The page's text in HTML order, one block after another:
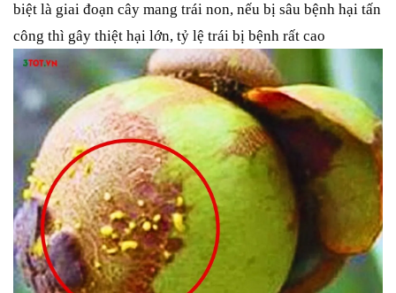
biệt là giai đoạn cây mang trái non, nếu bị sâu bệnh hại tấn
công thì gây thiệt hại lớn, tỷ lệ trái bị bệnh rất cao